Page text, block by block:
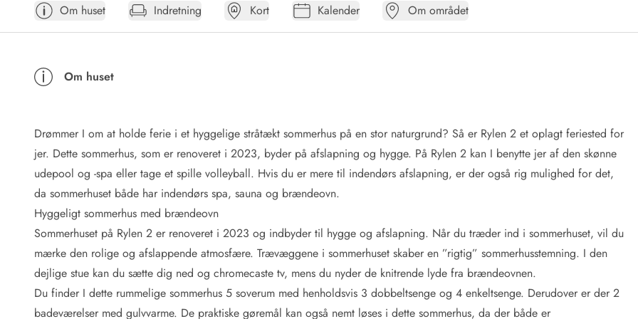
Sommerhus ABC
Forbrugsafregning (Strøm, vand...)
Lån og lej
Gavekort
Book tidligt
Lejebetingelser
Vejret i Danmark
Sæsontider
Baderegler
Naturbeskyttelse
Webcam
Fotokonkurrence
Om huset Indretning Kort Kalender Om området
Om huset
Drømmer I om at holde ferie i et hyggelige stråtækt sommerhus på en stor naturgrund? Så er Rylen 2 et oplagt feriested for
jer. Dette sommerhus, som er renoveret i 2023, byder på afslapning og hygge. På Rylen 2 kan I benytte jer af den skønne
udepool og -spa eller tage et spille volleyball. Hvis du er mere til indendørs afslapning, er der også rig mulighed for det,
da sommerhuset både har indendørs spa, sauna og brændeovn.
Hyggeligt sommerhus med brændeovn
Sommerhuset på Rylen 2 er renoveret i 2023 og indbyder til hygge og afslapning. Når du træder ind i sommerhuset, vil du
mærke den rolige og afslappende atmosfære. Trævæggene i sommerhuset skaber en ”rigtig” sommerhusstemning. I den
dejlige stue kan du sætte dig ned og chromecaste tv, mens du nyder de knitrende lyde fra brændeovnen.
Du finder I dette rummelige sommerhus 5 soverum med henholdsvis 3 dobbeltsenge og 4 enkeltsenge. Derudover er der 2
badeværelser med gulvvarme. De praktiske gøremål kan også nemt løses i dette sommerhus, da der både er